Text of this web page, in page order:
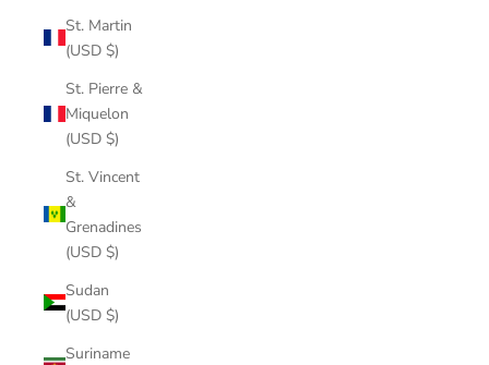
St. Martin
(USD $)
St. Pierre &
Miquelon
(USD $)
St. Vincent
&
Grenadines
(USD $)
Sudan
(USD $)
Suriname